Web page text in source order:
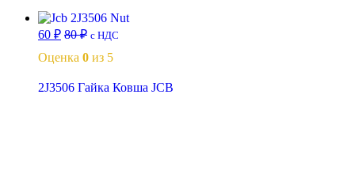
60 ₽ 80₽ с НДС
Оценка 0 из 5
2J3506 Гайка Ковша JCB